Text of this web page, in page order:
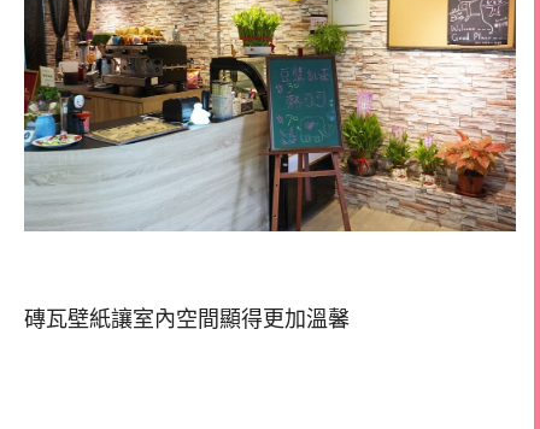
磚瓦壁紙讓室內空間顯得更加溫馨